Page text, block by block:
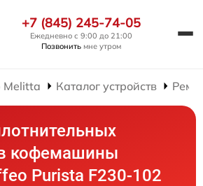
+7 (845) 245-74-05
Ежедневно с 9:00 до 21:00
Позвонить мне утром
Melitta Каталог устройств
кофемашины
Purista F230-102